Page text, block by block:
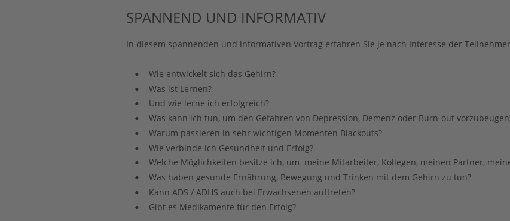
SPANNEND UND INFORMATIV
In diesem spannenden und informativen Vortrag erfahren Sie je nach Interesse der
• Wie entwickelt sich das Gehirn?
• Was ist Lernen?
• Und wie lerne ich erfolgreich?
• Was kann ich tun, um den Gefahren von Depression, Demenz oder Burn-out
• Warum passieren in sehr wichtigen Momenten Blackouts?
• Wie verbinde ich Gesundheit und Erfolg?
• Welche Möglichkeiten besitze ich, um  meine Mitarbeiter, Kollegen, meinen Partner,
• Was haben gesunde Ernährung, Bewegung und Trinken mit dem Gehirn zu tun?
• Kann ADS / ADHS auch bei Erwachsenen auftreten?
• Gibt es Medikamente für den Erfolg?